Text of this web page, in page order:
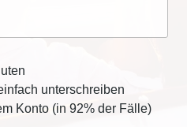
unterschreiben
Konto (in 92% der Fälle)